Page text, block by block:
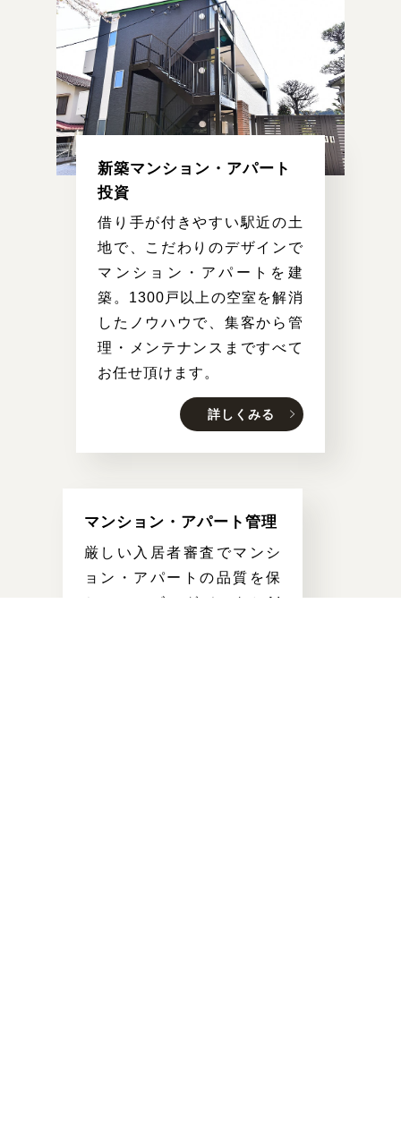
新築マンション・ アパート
投資
借り手が付きやすい駅近の土
地で、こだわりのデザインで
マンション・アパートを建
築。1300戸以上の空室を解消
したノウハウで、集客から管
理・メンテナンスまですべて
お任せ頂けます。
詳しくみる
マンション・アパート管理
厳しい入居者審査でマンシ
ョン・アパートの品質を保
ちつつ、ビッグデータとAI